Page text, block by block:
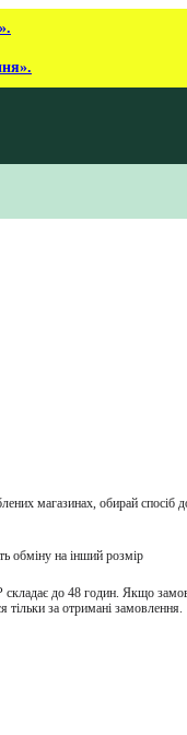
магазинах, обирай спосіб
обміну на інший розмір
до 48 годин. Якщо
за отримані замовлення.